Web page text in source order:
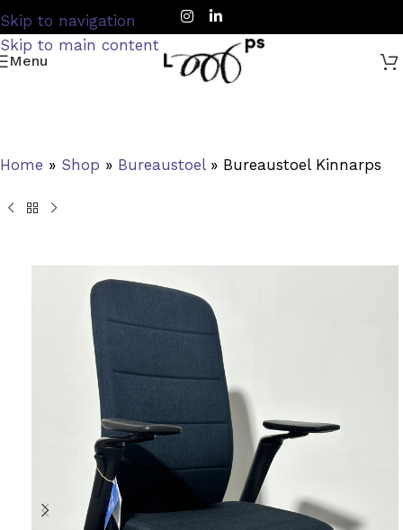
Skip to navigation
Skip to main content
Menu
Home » Shop » Bureaustoel» Bureaustoel Kinnarps